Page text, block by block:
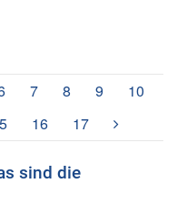
7 8 9
10
16 17
sind die